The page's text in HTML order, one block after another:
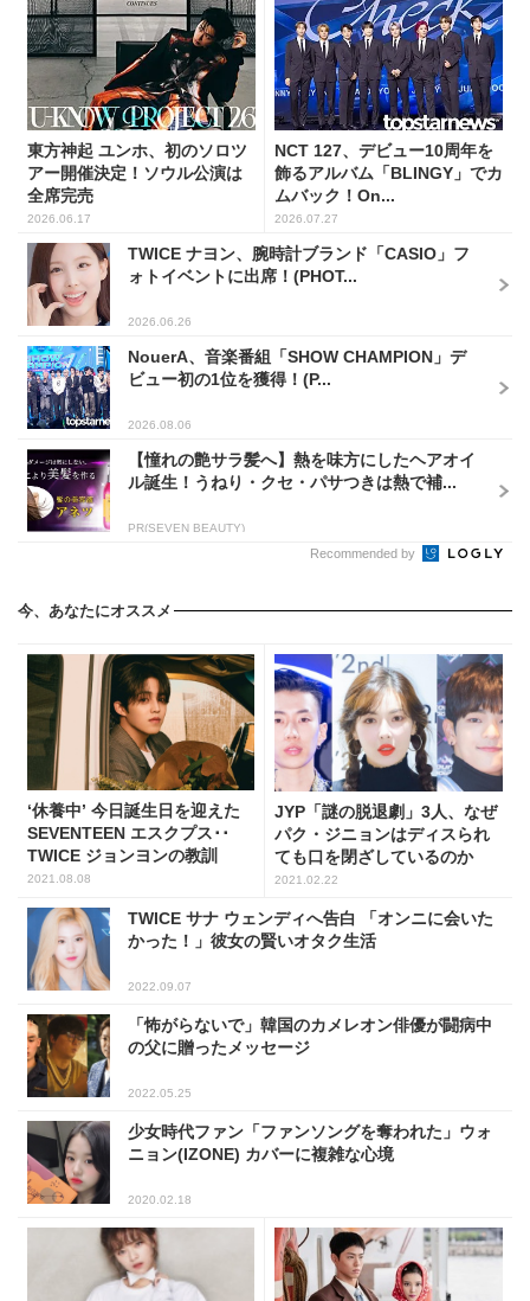
東方神起 ユンホ、初のソロツ
アー開催決定！ソウル公演は
全席完売
2026.06.17
NCT 127、デビュー10周年を
飾るアルバム「BLINGY」でカ
ムバック！On...
2026.07.27
TWICE ナヨン、腕時計ブランド「CASIO」フ
ォトイベントに出席！(PHOT...
2026.06.26
NouerA、音楽番組「SHOW CHAMPION」デ
ビュー初の1位を獲得！(P...
2026.08.06
【憧れの艶サラ髪へ】熱を味方にしたヘアオイ
ル誕生！うねり・クセ・パサつきは熱で補...
PR(SEVEN BEAUTY)
Recommended by
今、あなたにオススメ
‘休養中’ 今日誕生日を迎えた
SEVENTEEN エスクプス･･
TWICE ジョンヨンの教訓
2021.08.08
JYP「謎の脱退劇」3人、なぜ
パク・ジニョンはディスられ
ても口を閉ざしているのか
2021.02.22
TWICE サナ ウェンディへ告白 「オンニに会いた
かった！」彼女の賢いオタク生活
2022.09.07
「怖がらないで」韓国のカメレオン俳優が闘病中
の父に贈ったメッセージ
2022.05.25
少女時代ファン「ファンソングを奪われた」ウォ
ニョン(IZONE) カバーに複雑な心境
2020.02.18